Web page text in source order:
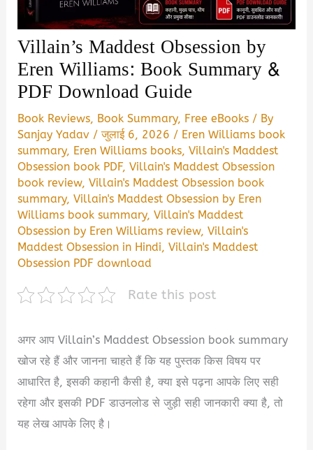
Villain’s Maddest Obsession by
Eren Williams: Book Summary &
PDF Download Guide
Book Reviews, Book Summary, Free eBooks / By
Sanjay Yadav /जुलाई 6, 2026 / Eren Williams book
summary, Eren Williams books,Villain's Maddest
Obsession book PDF,Villain's Maddest Obsession
book review,Villain's Maddest Obsession book
summary,Villain's Maddest Obsession by Eren
Williams book summary,Villain's Maddest
Obsession by Eren Williams review,Villain's
Maddest Obsession in Hindi,Villain's Maddest
Obsession PDF download
Rate this post
अगर आप Villain’s Maddest Obsession book summary
खोज रहे हैं और जानना चाहते हैं कि यह पुस्तक किस विषय पर
आधारित है, इसकी कहानी कैसी है, क्या इसे पढ़ना आपके लिए सही
रहेगा और इसकी PDF डाउनलोड से जुड़ी सही जानकारी क्या है, तो
यह लेख आपके लिए है।